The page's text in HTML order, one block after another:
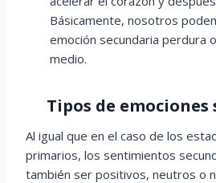
Básicamente, nosotros
emoción secundaria perdura
medio.
Tipos de emociones
Al igual que en el caso de los
primarios, los sentimientos
también ser positivos, neutros o